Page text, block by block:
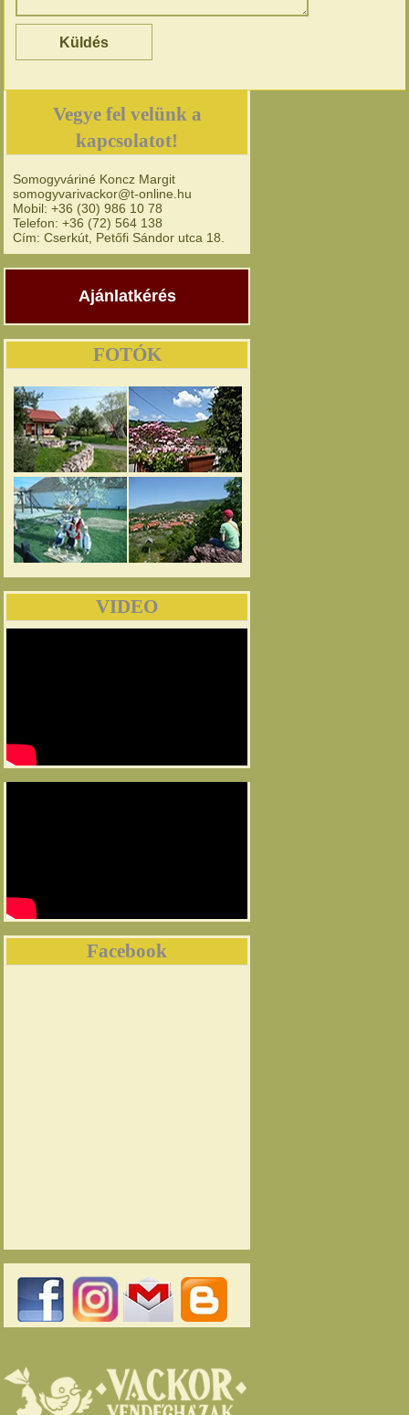
Vegye fel velünk a
kapcsolatot!
Somogyváriné Koncz Margit
somogyvarivackor@t-online.hu
Mobil: +36 (30) 986 10 78
Telefon: +36 (72) 564 138
Cím: Cserkút, Petőfi Sándor utca 18.
Ajánlatkérés
FOTÓK
VIDEO
Facebook